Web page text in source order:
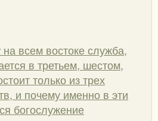
всем востоке служба,
в третьем, шестом,
только из трех
и почему именно в эти
богослужение